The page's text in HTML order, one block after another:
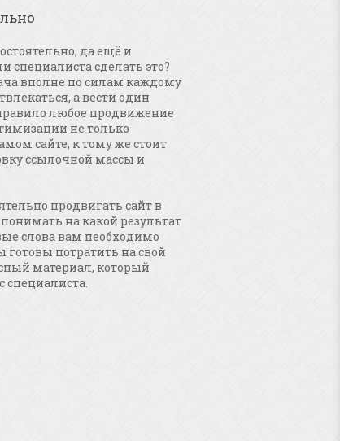
да ещё и
сделать это?
вполне по силам каждому
а вести один
любое продвижение
не только
сайте, к тому же стоит
ссылочной массы и
продвигать сайт в
на какой результат
слова вам необходимо
потратить на свой
материал, который
специалиста.